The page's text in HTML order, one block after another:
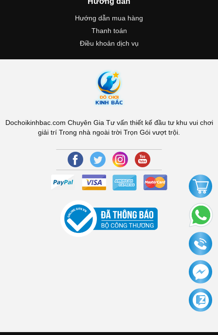
Hướng dẫn mua hàng
Thanh toán
Điều khoản dịch vụ
Dochoikinhbac.com Chuyên Gia Tư vấn thiết kế đầu tư khu vui chơi
giải trí Trong nhà ngoài trời Trọn Gói vượt trội.